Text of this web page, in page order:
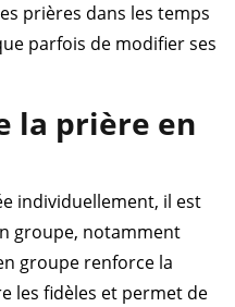
prières dans les temps
parfois de modifier ses
la prière en
individuellement, il est
groupe, notamment
groupe renforce la
les fidèles et permet de